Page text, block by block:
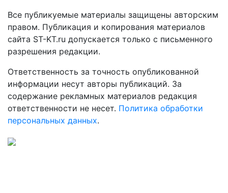
Все публикуемые материалы защищены авторским
правом. Публикация и копирования материалов
сайта ST-KT.ru допускается только с письменного
разрешения редакции.
Ответственность за точность опубликованной
информации несут авторы публикаций. За
содержание рекламных материалов редакция
ответственности не несет. Политика обработки
персональных данных.